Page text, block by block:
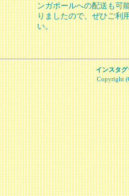
ンガポールへの配送も可
りましたので、ぜひご利
い。
インスタ
Copyright